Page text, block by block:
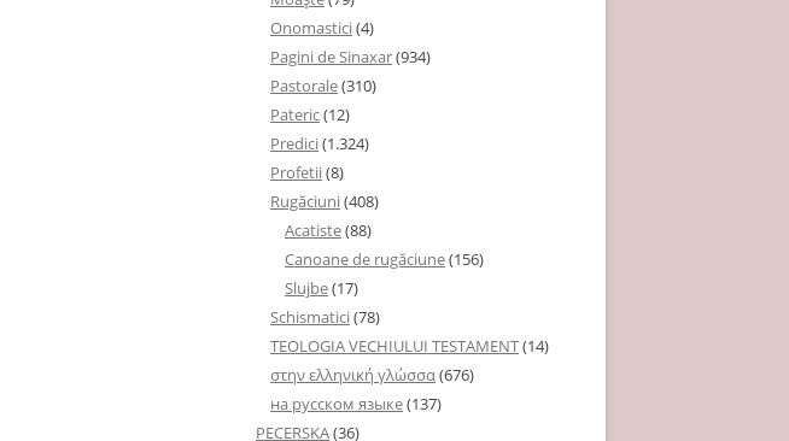
Onomastici(4)
Pagini de Sinaxar(934)
Pastorale(310)
Pateric(12)
Predici(1.324)
Profetii(8)
Rugăciuni(408)
Acatiste(88)
Canoane de rugăciune(156)
Slujbe(17)
Schismatici(78)
TEOLOGIA VECHIULUI TESTAMENT(14)
στην ελληνική γλώσσα(676)
на русском языке(137)
PECERSKA(36)